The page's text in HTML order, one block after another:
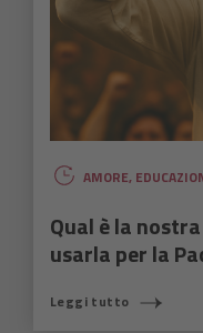
AMORE,
Qual è la
usarla per la
Leggi tutto